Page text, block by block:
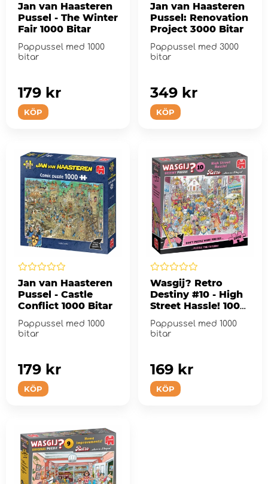
Jan van Haasteren
Pussel - The Winter
Fair 1000 Bitar
Pappussel med 1000
bitar
KÖP
179 kr
Jan van Haasteren
Pussel: Renovation
Project 3000 Bitar
Pappussel med 3000
bitar
KÖP
349 kr
Jan van Haasteren
Pussel - Castle
Conflict 1000 Bitar
Pappussel med 1000
bitar
KÖP
179 kr
Wasgij? Retro
Destiny #10 - High
Street Hassle! 1000
Pappussel med 1000
bitar
KÖP
169 kr